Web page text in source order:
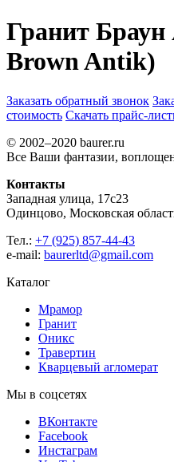
Гранит
Brown Antik)
Заказать обратный звонок
стоимость Скачать прайс-
© 2002–2020 baurer.ru
Все Ваши фантазии,
Контакты
Западная улица, 17с23
Одинцово, Московская
Тел.: +7 (925) 857-44-43
e-mail: baurerltd@gmail.com
Каталог
Мрамор
Гранит
Оникс
Травертин
Кварцевый агломерат
Мы в соцсетях
ВКонтакте
Facebook
Инстаграм